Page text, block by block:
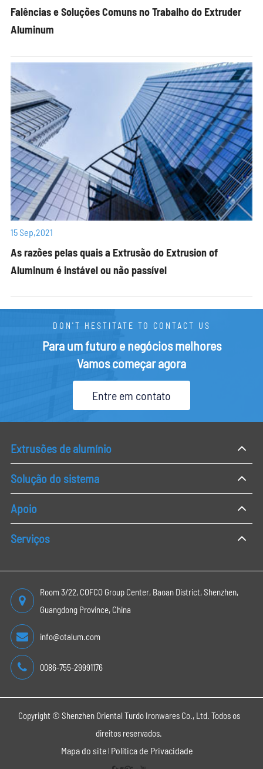
Falências e Soluções Comuns no Trabalho do Extruder
Aluminum
15 Sep,2021
As razões pelas quais a Extrusão do Extrusion of
Aluminum é instável ou não passível
DON'T HESTITATE TO CONTACT US
Para um futuro e negócios melhores
Vamos começar agora
Entre em contato
Extrusões de alumínio
Solução do sistema
Apoio
Serviços
Room 3/22, COFCO Group Center, Baoan District, Shenzhen,
Guangdong Province, China
info@otalum.com
0086-755-29991176
Copyright © Shenzhen Oriental Turdo Ironwares Co., Ltd. Todos os
direitos reservados.
Mapa do site Política de Privacidade